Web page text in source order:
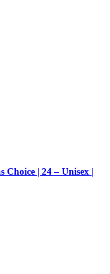
Choice | 24 – Unisex |